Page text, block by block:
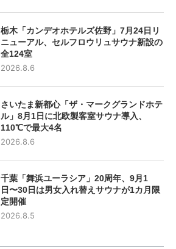
栃木「カンデオホテルズ佐野」7月24日リ
ニューアル、セルフロウリュサウナ新設の
全124室
2026.8.6
さいたま新都心「ザ・マークグランドホテ
ル」8月1日に北欧製客室サウナ導入、
110℃で最大4名
2026.8.6
千葉「舞浜ユーラシア」20周年、9月1
日〜30日は男女入れ替えサウナが1カ月限
定開催
2026.8.5